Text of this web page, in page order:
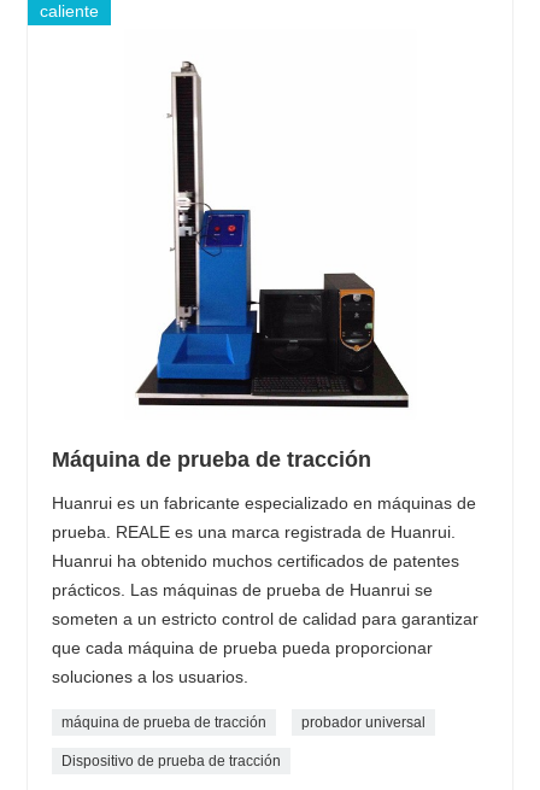
caliente
Máquina de prueba de tracción
Huanrui es un fabricante especializado en máquinas de
prueba. REALE es una marca registrada de Huanrui.
Huanrui ha obtenido muchos certificados de patentes
prácticos. Las máquinas de prueba de Huanrui se
someten a un estricto control de calidad para garantizar
que cada máquina de prueba pueda proporcionar
soluciones a los usuarios.
máquina de prueba de tracción probador universal
Dispositivo de prueba de tracción